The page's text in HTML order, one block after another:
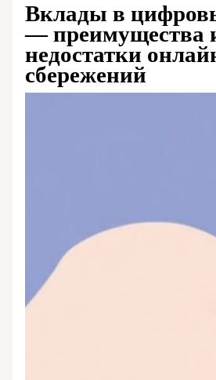
Вклады в
— преимущества
недостатки
сбережений